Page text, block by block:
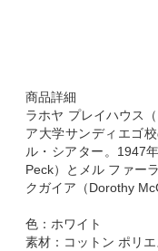
商品詳細
ラホヤ プレイハウス
ア大学サンディエゴ
ル・シアター。1947
Peck）とメル ファー
クガイア（Dorothy
色：ホワイト
素材：コットン ポリ